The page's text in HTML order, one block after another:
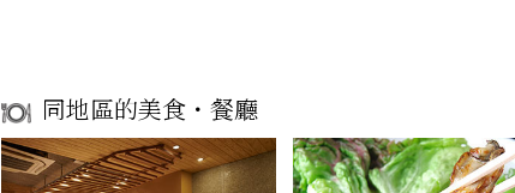
同地區的美食・餐廳